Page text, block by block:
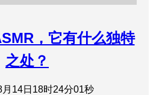
，它有什么独特
之处？
月14日18时24分01秒